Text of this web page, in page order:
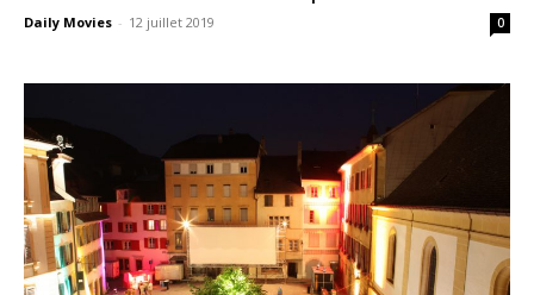
Daily Movies - 12 juillet 2019 0